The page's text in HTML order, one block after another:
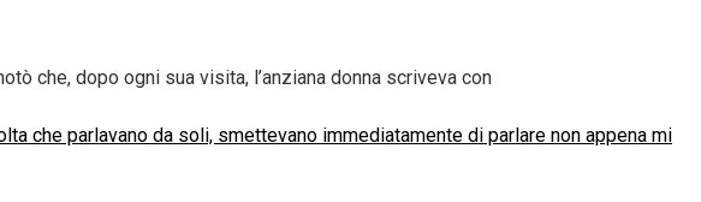
che, dopo ogni sua visita, l’anziana donna scriveva con
che parlavano da soli, smettevano immediatamente di parlare non appena mi